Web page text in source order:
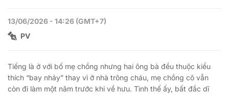
13/06/2026 - 14:26 (GMT+7)
PV
Tiếng là ở với bố mẹ chồng nhưng hai ông bà đều thuộc kiểu
thích “bay nhảy” thay vì ở nhà trông cháu, mẹ chồng cô vẫn
còn đi làm một năm trước khi về hưu. Tình thế ấy, bất đắc dĩ